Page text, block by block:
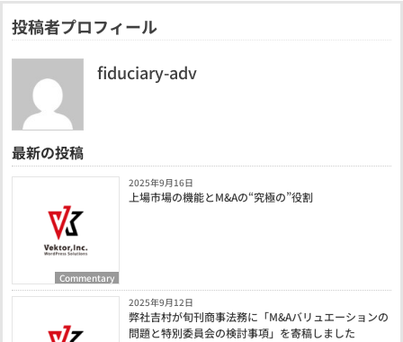
投稿者プロフィール
fiduciary-adv
最新の投稿
Commentary
2025年9月16日
上場市場の機能とM&Aの“究極の”役割
2025年9月12日
弊社吉村が旬刊商事法務に「M&Aバリュエーションの
問題と特別委員会の検討事項」を寄稿しました